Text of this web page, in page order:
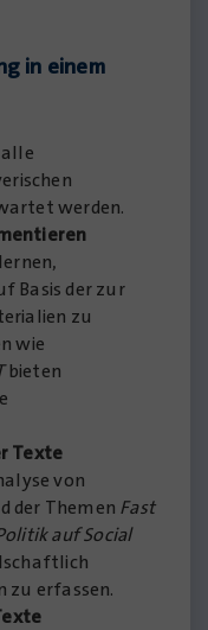
in einem
werden.
Basis der zur
zu
wie
bieten
Texte
von
der Themen Fast
auf Social
zu erfassen.